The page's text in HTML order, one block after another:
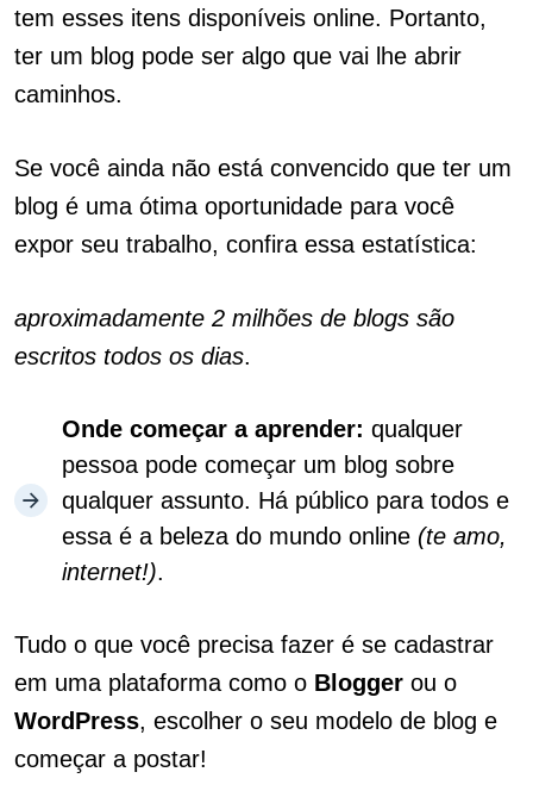
tem esses itens disponíveis online. Portanto,
ter um blog pode ser algo que vai lhe abrir
caminhos.
Se você ainda não está convencido que ter um
blog é uma ótima oportunidade para você
expor seu trabalho, confira essa estatística:
aproximadamente 2 milhões de blogs são
escritos todos os dias.
Onde começar a aprender: qualquer
pessoa pode começar um blog sobre
qualquer assunto. Há público para todos e
essa é a beleza do mundo online (te amo,
internet!).
Tudo o que você precisa fazer é se cadastrar
em uma plataforma como o Blogger ou o
WordPress, escolher o seu modelo de blog e
começar a postar!